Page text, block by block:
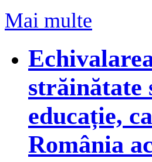
Mai multe
străinătate
educație,
România